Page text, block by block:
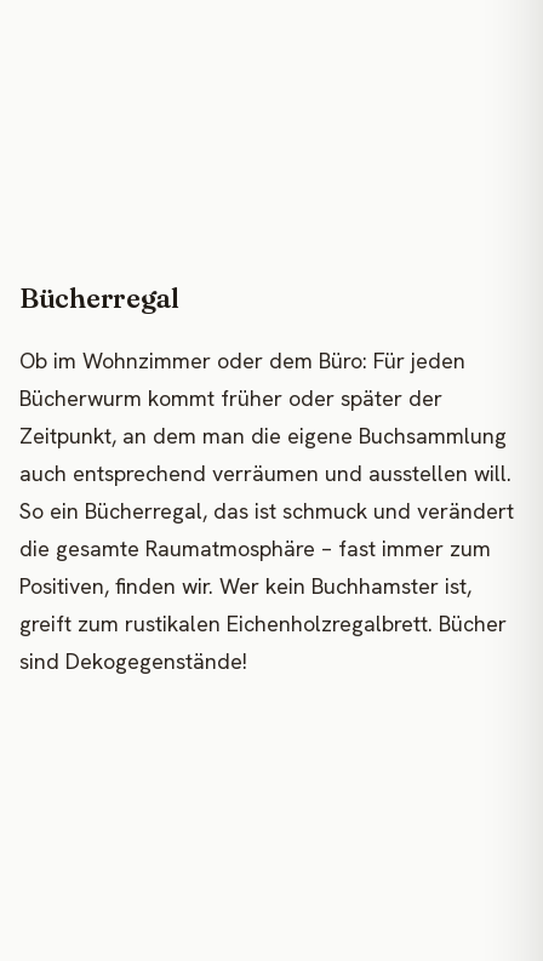
Bücherregal
Ob im Wohnzimmer oder dem Büro: Für jeden
Bücherwurm kommt früher oder später der
Zeitpunkt, an dem man die eigene Buchsammlung
auch entsprechend verräumen und ausstellen will.
So ein Bücherregal, das ist schmuck und verändert
die gesamte Raumatmosphäre – fast immer zum
Positiven, finden wir. Wer kein Buchhamster ist,
greift zum rustikalen Eichenholzregalbrett. Bücher
sind Dekogegenstände!